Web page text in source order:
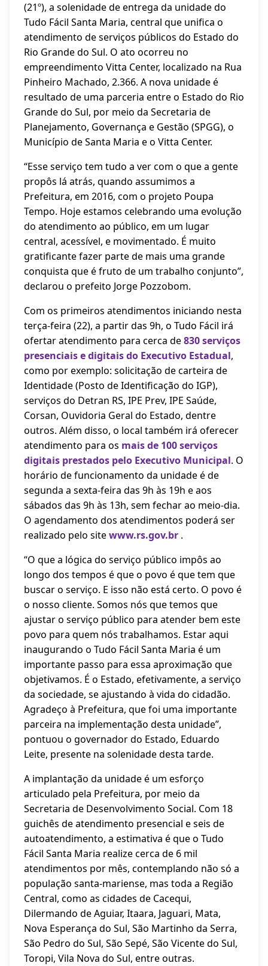
(21º), a solenidade de entrega da unidade do
Tudo Fácil Santa Maria, central que unifica o
atendimento de serviços públicos do Estado do
Rio Grande do Sul. O ato ocorreu no
empreendimento Vitta Center, localizado na Rua
Pinheiro Machado, 2.366. A nova unidade é
resultado de uma parceria entre o Estado do Rio
Grande do Sul, por meio da Secretaria de
Planejamento, Governança e Gestão (SPGG), o
Município de Santa Maria e o Vitta Center.
“Esse serviço tem tudo a ver com o que a gente
propôs lá atrás, quando assumimos a
Prefeitura, em 2016, com o projeto Poupa
Tempo. Hoje estamos celebrando uma evolução
do atendimento ao público, em um lugar
central, acessível, e movimentado. É muito
gratificante fazer parte de mais uma grande
conquista que é fruto de um trabalho conjunto”,
declarou o prefeito Jorge Pozzobom.
Com os primeiros atendimentos iniciando nesta
terça-feira (22), a partir das 9h, o Tudo Fácil irá
ofertar atendimento para cerca de830 serviços
presenciais e digitais do Executivo Estadual,
como por exemplo: solicitação de carteira de
Identidade (Posto de Identificação do IGP),
serviços do Detran RS, IPE Prev, IPE Saúde,
Corsan, Ouvidoria Geral do Estado, dentre
outros. Além disso, o local também irá oferecer
atendimento para os mais de 100 serviços
digitais prestados pelo Executivo Municipal. O
horário de funcionamento da unidade é de
segunda a sexta-feira das 9h às 19h e aos
sábados das 9h às 13h, sem fechar ao meio-dia.
O agendamento dos atendimentos poderá ser
realizado pelo sitewww.rs.gov.br .
“O que a lógica do serviço público impôs ao
longo dos tempos é que o povo é que tem que
buscar o serviço. E isso não está certo. O povo é
o nosso cliente. Somos nós que temos que
ajustar o serviço público para atender bem este
povo para quem nós trabalhamos. Estar aqui
inaugurando o Tudo Fácil Santa Maria é um
importante passo para essa aproximação que
objetivamos. É o Estado, efetivamente, a serviço
da sociedade, se ajustando à vida do cidadão.
Agradeço à Prefeitura, que foi uma importante
parceira na implementação desta unidade”,
pontuou o governador do Estado, Eduardo
Leite, presente na solenidade desta tarde.
A implantação da unidade é um esforço
articulado pela Prefeitura, por meio da
Secretaria de Desenvolvimento Social. Com 18
guichês de atendimento presencial e seis de
autoatendimento, a estimativa é que o Tudo
Fácil Santa Maria realize cerca de 6 mil
atendimentos por mês, contemplando não só a
população santa-mariense, mas toda a Região
Central, como as cidades de Cacequi,
Dilermando de Aguiar, Itaara, Jaguari, Mata,
Nova Esperança do Sul, São Martinho da Serra,
São Pedro do Sul, São Sepé, São Vicente do Sul,
Toropi, Vila Nova do Sul, entre outras.